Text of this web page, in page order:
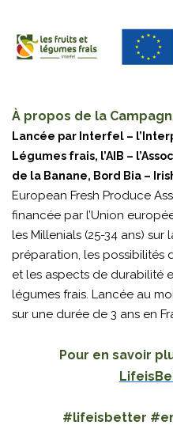
À propos de la
Lancée par Interfel –
Légumes frais, l’AIB –
de la Banane, Bord Bia –
European Fresh Produce
financée par l’Union
les Millenials (25-34 ans)
préparation, les possibilités
et les aspects de durabilité
légumes frais. Lancée au
sur une durée de 3 ans en
Pour en savoir
#lifeisbetter